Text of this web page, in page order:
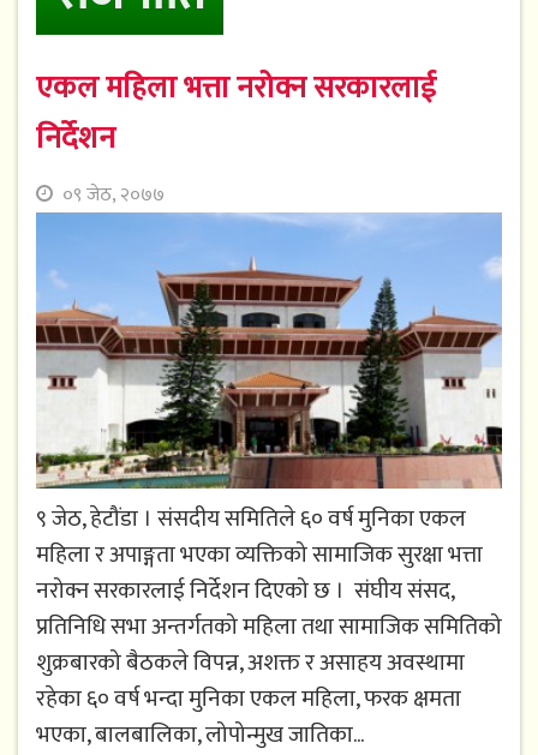
एकल महिला भत्ता नरोक्न सरकारलाई
निर्देशन
०९ जेठ, २०७७
९ जेठ, हेटौंडा । संसदीय समितिले ६० वर्ष मुनिका एकल
महिला र अपाङ्गता भएका व्यक्तिको सामाजिक सुरक्षा भत्ता
नरोक्न सरकारलाई निर्देशन दिएको छ । संघीय संसद,
प्रतिनिधि सभा अन्तर्गतको महिला तथा सामाजिक समितिको
शुक्रबारको बैठकले विपन्न, अशक्त र असाहय अवस्थामा
रहेका ६० वर्ष भन्दा मुनिका एकल महिला, फरक क्षमता
भएका, बालबालिका, लोपोन्मुख जातिका...